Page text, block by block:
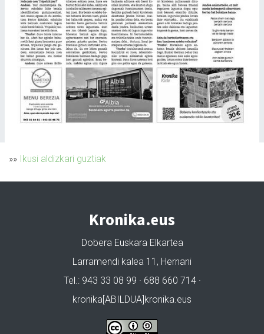
»» Ikusi aldizkari guztiak
Kronika.eus
Dobera Euskara Elkartea
Larramendi kalea 11, Hernani
Tel.: 943 33 08 99 · 688 660 714 ·
kronika[ABILDUA]kronika.eus